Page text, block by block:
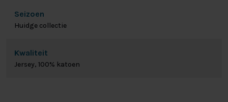
Seizoen
Huidge collectie
Kwaliteit
Jersey, 100% katoen